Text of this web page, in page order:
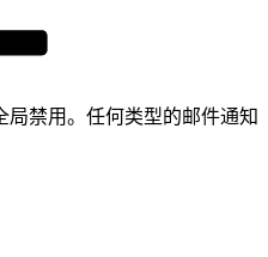
禁用。任何类型的邮件通知